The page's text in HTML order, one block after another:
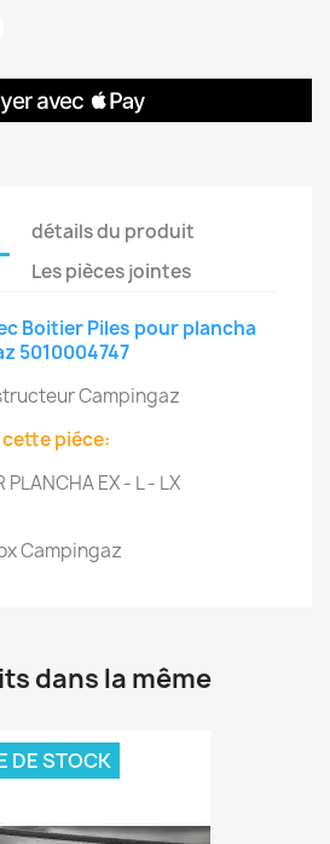
détails du produit
Les pièces jointes
Boitier Piles pour plancha
5010004747
Campingaz
piéce:
EX - L - LX
Campingaz
dans la même
DE STOCK